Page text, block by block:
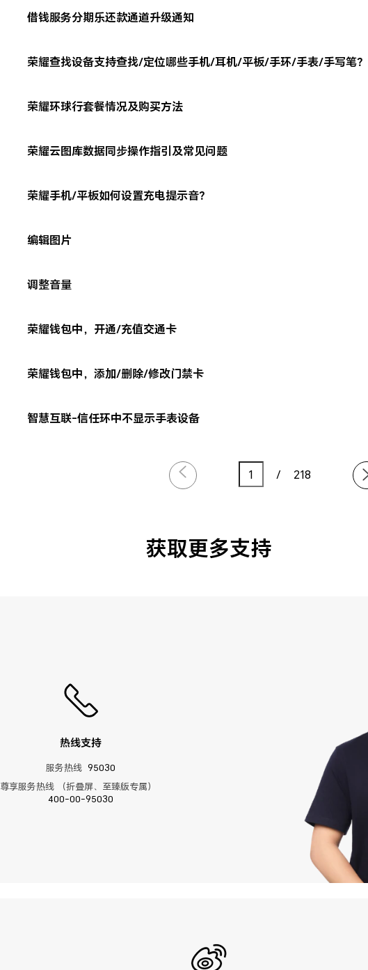
借钱服务分期乐还款通道升级通知
荣耀查找设备支持查找/定位哪些手机/耳机/平板/手环/手表/手写笔？
荣耀环球行套餐情况及购买方法
荣耀云图库数据同步操作指引及常见问题
荣耀手机/平板如何设置充电提示音？
编辑图片
调整音量
荣耀钱包中，开通/充值交通卡
荣耀钱包中，添加/删除/修改门禁卡
智慧互联-信任环中不显示手表设备
/ 218
获取更多支持
热线支持
服务热线 95030
尊享服务热线 （折叠屏、至臻版专属）
400-00-95030